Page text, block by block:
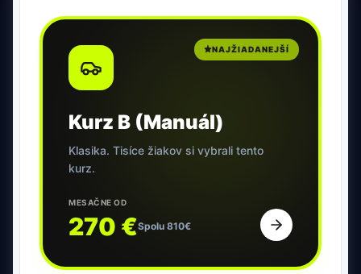
NAJŽIADANEJŠÍ
Kurz B (Manuál)
Klasika. Tisíce žiakov si vybrali tento
kurz.
MESAČNE OD
270 €Spolu 810€